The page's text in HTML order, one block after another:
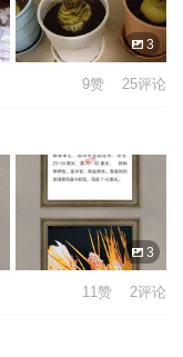
3
9赞 25评论
3
11赞 2评论